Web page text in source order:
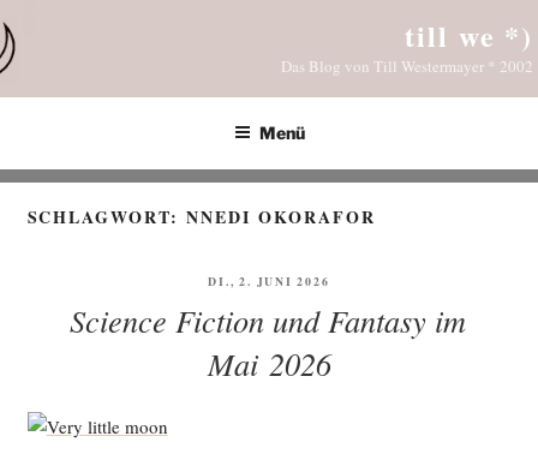
Inhalt
springen
till we *)
Das Blog von Till Westermayer * 2002
Menü
SCHLAGWORT:NNEDI OKORAFOR
VERÖFFENTLICHT
DI., 2. JUNI 2026
Science Fiction und Fantasy im
Mai 2026